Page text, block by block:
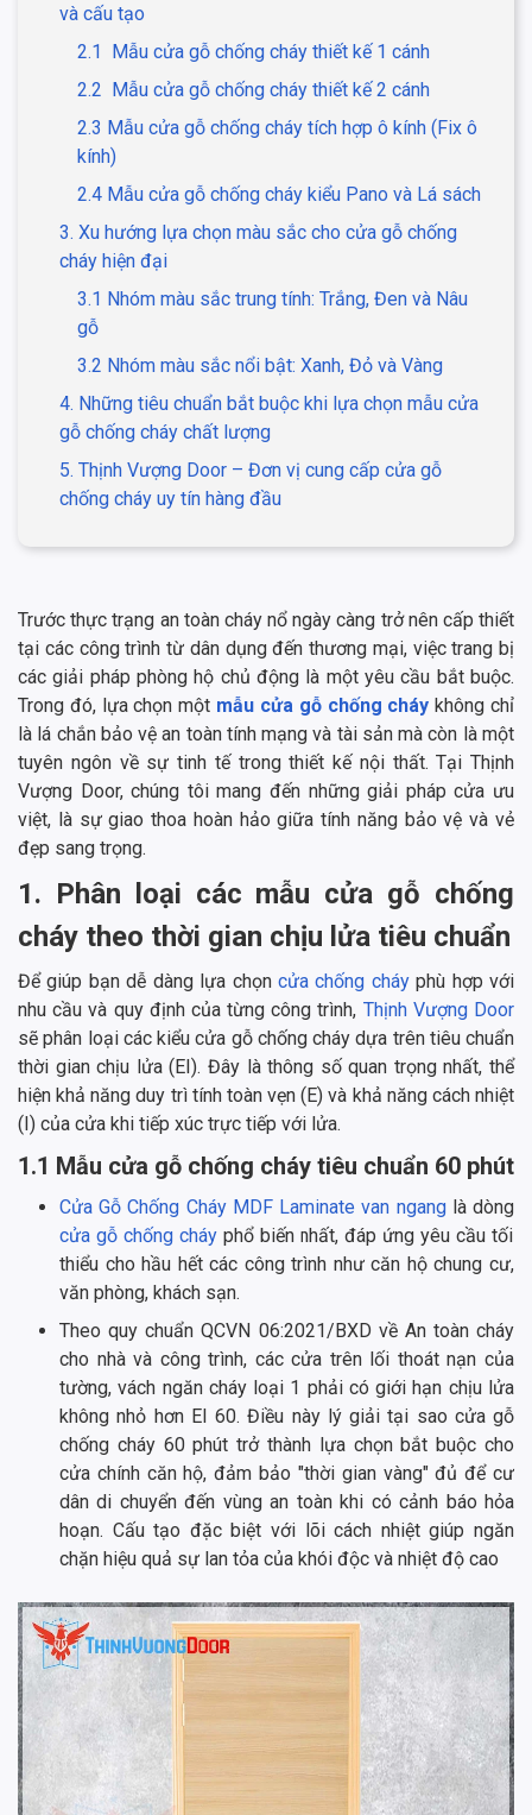
và cấu tạo
2.1 Mẫu cửa gỗ chống cháy thiết kế 1 cánh
2.2 Mẫu cửa gỗ chống cháy thiết kế 2 cánh
2.3 Mẫu cửa gỗ chống cháy tích hợp ô kính (Fix ô
kính)
2.4 Mẫu cửa gỗ chống cháy kiểu Pano và Lá sách
3. Xu hướng lựa chọn màu sắc cho cửa gỗ chống
cháy hiện đại
3.1 Nhóm màu sắc trung tính: Trắng, Đen và Nâu
gỗ
3.2 Nhóm màu sắc nổi bật: Xanh, Đỏ và Vàng
4. Những tiêu chuẩn bắt buộc khi lựa chọn mẫu cửa
gỗ chống cháy chất lượng
5. Thịnh Vượng Door – Đơn vị cung cấp cửa gỗ
chống cháy uy tín hàng đầu
Trước thực trạng an toàn cháy nổ ngày càng trở nên cấp thiết
tại các công trình từ dân dụng đến thương mại, việc trang bị
các giải pháp phòng hộ chủ động là một yêu cầu bắt buộc.
Trong đó, lựa chọn một mẫu cửa gỗ chống cháy không chỉ
là lá chắn bảo vệ an toàn tính mạng và tài sản mà còn là một
tuyên ngôn về sự tinh tế trong thiết kế nội thất. Tại Thịnh
Vượng Door, chúng tôi mang đến những giải pháp cửa ưu
việt, là sự giao thoa hoàn hảo giữa tính năng bảo vệ và vẻ
đẹp sang trọng.
1. Phân loại các mẫu cửa gỗ chống
cháy theo thời gian chịu lửa tiêu chuẩn
Để giúp bạn dễ dàng lựa chọn cửa chống cháyphù hợp với
nhu cầu và quy định của từng công trình, Thịnh Vượng Door
sẽ phân loại các kiểu cửa gỗ chống cháy dựa trên tiêu chuẩn
thời gian chịu lửa (EI). Đây là thông số quan trọng nhất, thể
hiện khả năng duy trì tính toàn vẹn (E) và khả năng cách nhiệt
(I) của cửa khi tiếp xúc trực tiếp với lửa.
1.1 Mẫu cửa gỗ chống cháy tiêu chuẩn 60 phút
Cửa Gỗ Chống Cháy MDF Laminate van nganglà dòng
cửa gỗ chống cháyphổ biến nhất, đáp ứng yêu cầu tối
thiểu cho hầu hết các công trình như căn hộ chung cư,
văn phòng, khách sạn.
Theo quy chuẩn QCVN 06:2021/BXD về An toàn cháy
cho nhà và công trình, các cửa trên lối thoát nạn của
tường, vách ngăn cháy loại 1 phải có giới hạn chịu lửa
không nhỏ hơn EI 60. Điều này lý giải tại sao cửa gỗ
chống cháy 60 phút trở thành lựa chọn bắt buộc cho
cửa chính căn hộ, đảm bảo "thời gian vàng" đủ để cư
dân di chuyển đến vùng an toàn khi có cảnh báo hỏa
hoạn. Cấu tạo đặc biệt với lõi cách nhiệt giúp ngăn
chặn hiệu quả sự lan tỏa của khói độc và nhiệt độ cao